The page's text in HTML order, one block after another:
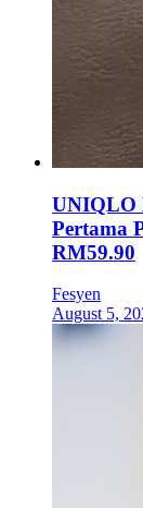
UNIQLO
Pertama
RM59.90
Fesyen
August 5,